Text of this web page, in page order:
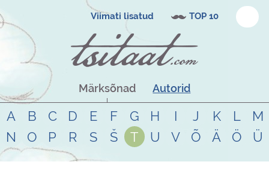
Viimati lisatud TOP 10
Märksõnad Autorid
A B C D E F G H I J K L
M
N
O P R S Š T U V Õ Ä Ö Ü